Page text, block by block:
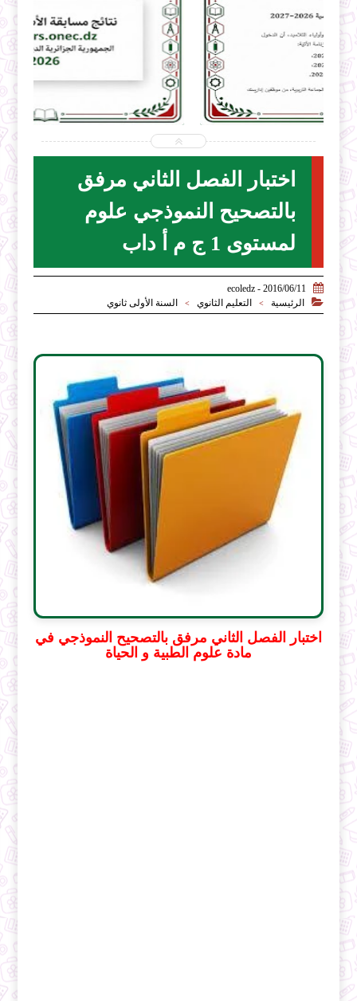
ecoledz.net
اختبار الفصل الثاني مرفق
بالتصحيح النموذجي علوم
لمستوى 1 ج م أ داب

2016/06/11 - ecoledz

الرئيسية > التعليم الثانوي > السنة الأولى ثانوي
اختبار الفصل الثاني مرفق بالتصحيح النموذجي في
مادة علوم الطبية و الحياة